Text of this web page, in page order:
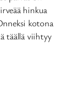
hinkua
kotona
täällä viihtyy